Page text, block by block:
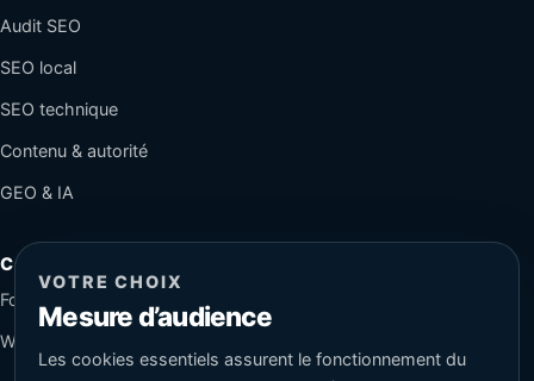
Audit SEO
SEO local
SEO technique
Contenu & autorité
GEO & IA
CONTACT
Formulaire sécurisé
WhatsApp
VOTRE CHOIX
Mesure d’audience
Les cookies essentiels assurent le fonctionnement du